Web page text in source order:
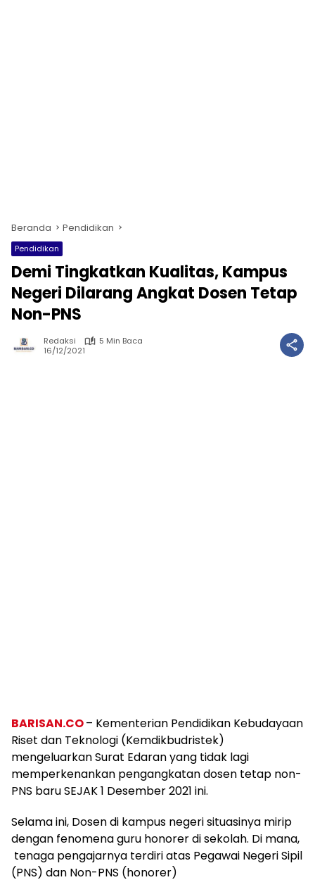
Beranda Pendidikan
Pendidikan
Demi Tingkatkan Kualitas, Kampus
Negeri Dilarang Angkat Dosen Tetap
Non-PNS
Redaksi
5 Min Baca
16/12/2021
BARISAN.CO– Kementerian Pendidikan Kebudayaan
Riset dan Teknologi (Kemdikbudristek)
mengeluarkan Surat Edaran yang tidak lagi
memperkenankan pengangkatan dosen tetap non-
PNS baru SEJAK 1 Desember 2021 ini.
Selama ini, Dosen di kampus negeri situasinya mirip
dengan fenomena guru honorer di sekolah. Di mana,
tenaga pengajarnya terdiri atas Pegawai Negeri Sipil
(PNS) dan Non-PNS (honorer)